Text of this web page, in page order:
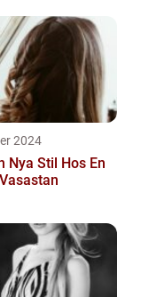
2024
Nya Stil Hos En